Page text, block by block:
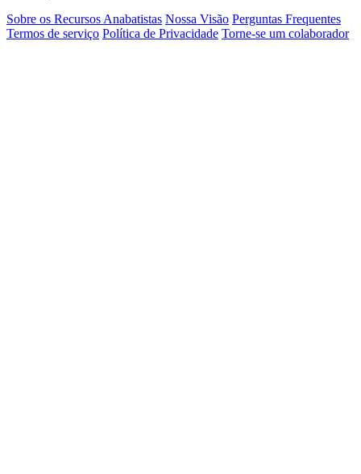
Sobre os Recursos Anabatistas Nossa Visão Perguntas Frequentes
Termos de serviço Política de Privacidade Torne-se um colaborador